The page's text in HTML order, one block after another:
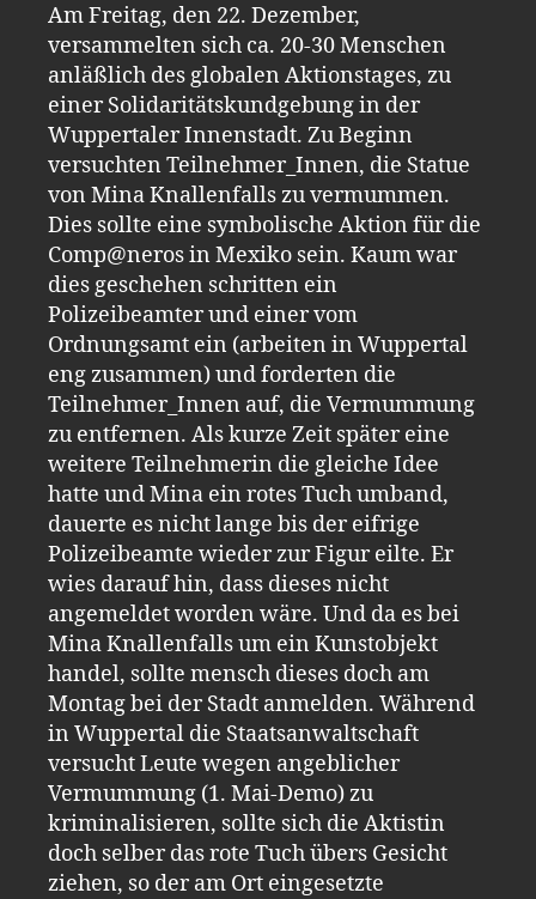
Am Freitag, den 22. Dezember,
versammelten sich ca. 20-30 Menschen
anläßlich des globalen Aktionstages, zu
einer Solidaritätskundgebung in der
Wuppertaler Innenstadt. Zu Beginn
versuchten Teilnehmer_Innen, die Statue
von Mina Knallenfalls zu vermummen.
Dies sollte eine symbolische Aktion für die
Comp@neros in Mexiko sein. Kaum war
dies geschehen schritten ein
Polizeibeamter und einer vom
Ordnungsamt ein (arbeiten in Wuppertal
eng zusammen) und forderten die
Teilnehmer_Innen auf, die Vermummung
zu entfernen. Als kurze Zeit später eine
weitere Teilnehmerin die gleiche Idee
hatte und Mina ein rotes Tuch umband,
dauerte es nicht lange bis der eifrige
Polizeibeamte wieder zur Figur eilte. Er
wies darauf hin, dass dieses nicht
angemeldet worden wäre. Und da es bei
Mina Knallenfalls um ein Kunstobjekt
handel, sollte mensch dieses doch am
Montag bei der Stadt anmelden. Während
in Wuppertal die Staatsanwaltschaft
versucht Leute wegen angeblicher
Vermummung (1. Mai-Demo) zu
kriminalisieren, sollte sich die Aktistin
doch selber das rote Tuch übers Gesicht
ziehen, so der am Ort eingesetzte